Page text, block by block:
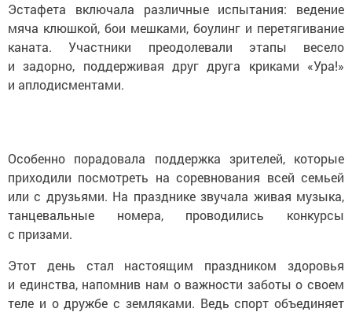
Эстафета включала различные испытания: ведение
мяча клюшкой, бои мешками, боулинг и перетягивание
каната. Участники преодолевали этапы весело
и задорно, поддерживая друг друга криками «Ура!»
и аплодисментами.
Особенно порадовала поддержка зрителей, которые
приходили посмотреть на соревнования всей семьей
или с друзьями. На празднике звучала живая музыка,
танцевальные номера, проводились конкурсы
с призами.
Этот день стал настоящим праздником здоровья
и единства, напомнив нам о важности заботы о своем
теле и о дружбе с земляками. Ведь спорт объединяет